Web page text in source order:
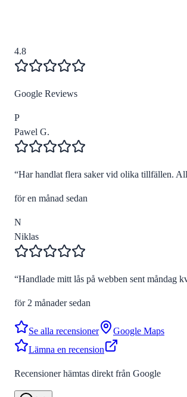
4.8
Google Reviews
P
Pawel G.
“Har handlat flera saker vid olika tillfällen.
för en månad sedan
N
Niklas
“Handlade mitt lås på webben sent måndag
för 2 månader sedan
Se alla recensioner
Google Maps
Lämna en recension
Recensioner hämtas direkt från Google